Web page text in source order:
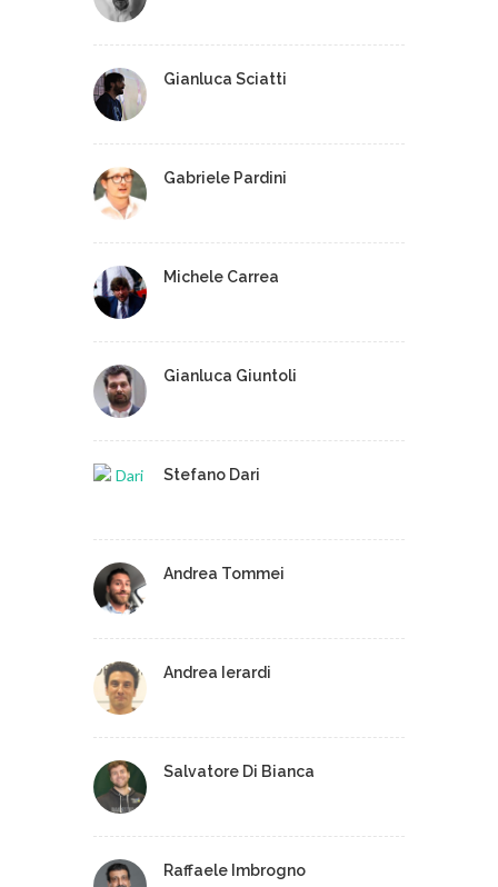
Gianluca Sciatti
Gabriele Pardini
Michele Carrea
Gianluca Giuntoli
Stefano Dari
Andrea Tommei
Andrea Ierardi
Salvatore Di Bianca
Raffaele Imbrogno